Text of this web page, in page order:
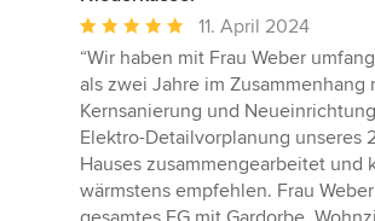
Durchschnittliche
Bewertung:
5
von
5
Sternen
11. April 2024
“Wir haben mit Frau Weber
als zwei Jahre im Zusammenhang
Kernsanierung und
Elektro-Detailvorplanung unseres
Hauses zusammengearbeitet und
wärmstens empfehlen. Frau